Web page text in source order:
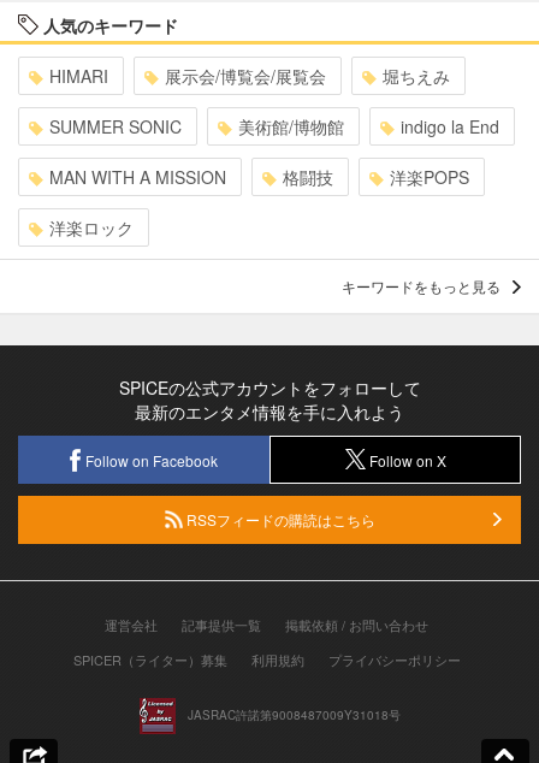
人気のキーワード
HIMARI 展示会/博覧会/展覧会 堀ちえみ
SUMMER SONIC 美術館/博物館 indigo la End
MAN WITH A MISSION 格闘技 洋楽POPS
洋楽ロック
キーワードをもっと見る
SPICEの公式アカウントをフォローして
最新のエンタメ情報を手に入れよう
Follow on Facebook Follow on X
RSSフィードの購読はこちら
運営会社 記事提供一覧
掲載依頼 / お問い合わせ
SPICER（ライター）募集
利用規約 プライバシーポリシー
JASRAC許諾第9008487009Y31018号